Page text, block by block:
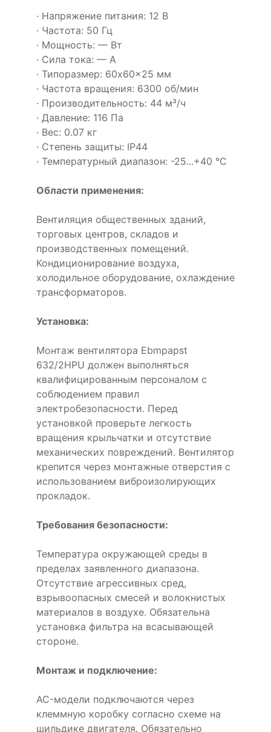
· Напряжение питания: 12 В
· Частота: 50 Гц
· Мощность: — Вт
· Сила тока: — А
· Типоразмер: 60x60x25 мм
· Частота вращения: 6300 об/мин
· Производительность: 44 м³/ч
· Давление: 116 Па
· Вес: 0.07 кг
· Степень защиты: IP44
· Температурный диапазон: -25...+40 °C
Области применения:
Вентиляция общественных зданий,
торговых центров, складов и
производственных помещений.
Кондиционирование воздуха,
холодильное оборудование, охлаждение
трансформаторов.
Установка:
Монтаж вентилятора Ebmpapst
632/2HPU должен выполняться
квалифицированным персоналом с
соблюдением правил
электробезопасности. Перед
установкой проверьте легкость
вращения крыльчатки и отсутствие
механических повреждений. Вентилятор
крепится через монтажные отверстия с
использованием виброизолирующих
прокладок.
Требования безопасности:
Температура окружающей среды в
пределах заявленного диапазона.
Отсутствие агрессивных сред,
взрывоопасных смесей и волокнистых
материалов в воздухе. Обязательна
установка фильтра на всасывающей
стороне.
Монтаж и подключение:
AC-модели подключаются через
клеммную коробку согласно схеме на
шильдике двигателя. Обязательно